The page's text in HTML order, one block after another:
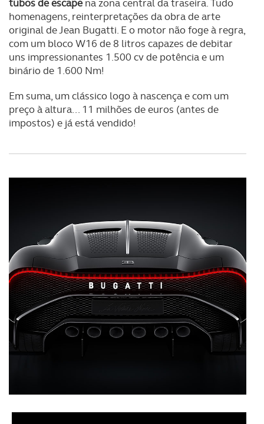
tubos de escapena zona central da traseira. Tudo
homenagens, reinterpretações da obra de arte
original de Jean Bugatti. E o motor não foge à regra,
com um bloco W16 de 8 litros capazes de debitar
uns impressionantes 1.500 cv de potência e um
binário de 1.600 Nm!
Em suma, um clássico logo à nascença e com um
preço à altura... 11 milhões de euros (antes de
impostos) e já está vendido!